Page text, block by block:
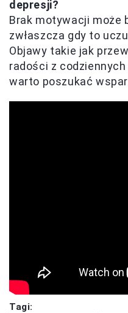
depresji?
Brak motywacji może
zwłaszcza gdy to
Objawy takie jak
radości z
warto poszukać
Tagi: